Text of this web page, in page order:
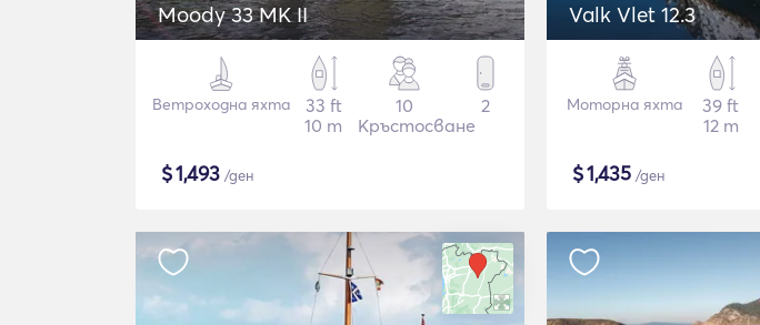
Moody 33 MK II
Ветроходна яхта
33 ft
10 m
10
Кръстосване
2
$1,493 /ден
Valk Vlet 12.3
Моторна яхта
39 ft
12 m
$1,435 /ден